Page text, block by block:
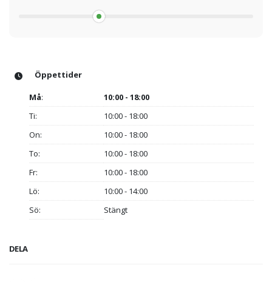
Öppettider
Må:
10:00 - 18:00
Ti:
10:00 - 18:00
On:
10:00 - 18:00
To:
10:00 - 18:00
Fr:
10:00 - 18:00
Lö:
10:00 - 14:00
Sö:
Stängt
DELA